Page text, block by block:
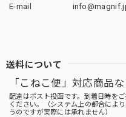
E-mail
送料について
「こねこ便」対応商品
配達はポスト投函です。到着日時を
ください。（システム上の都合によ
うのですが実際には承れません）